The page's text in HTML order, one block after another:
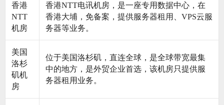
香港
NTT
机房
香港NTT电讯机房，是一座专用数据中心，在
香港大埔，免备案，提供服务器租用、VPS云服
务器等业务。
美国
洛杉
矶机
房
位于美国洛杉矶，直连全球，是全球带宽最集
中的地方，是外贸企业首选，该机房只提供服
务器租用业务。